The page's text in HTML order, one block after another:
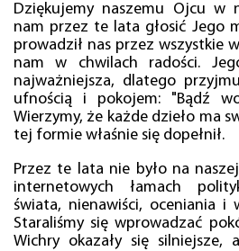
Dziękujemy naszemu Ojcu w
nam przez te lata głosić Jego
prowadził nas przez wszystkie
nam w chwilach radości.
najważniejsza, dlatego
ufnością i pokojem: "Bądź
Wierzymy, że każde dzieło ma
tej formie właśnie się dopełnił.
Przez te lata nie było na
internetowych łamach
świata, nienawiści, oceniania i
Staraliśmy się wprowadzać
Wichry okazały się